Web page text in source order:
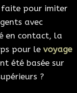
faite pour imiter
avec
en contact, la
pour le voyage
été basée sur
?